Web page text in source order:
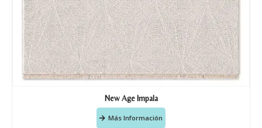
New Age Impala
Más Información